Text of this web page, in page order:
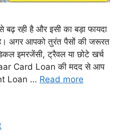
रही है और इसी का बड़ा फायदा
अगर आपको तुरंत पैसों की जरूरत
इमरजेंसी, ट्रैवल या छोटे खर्च
Card Loan की मदद से आप
Loan … Read more